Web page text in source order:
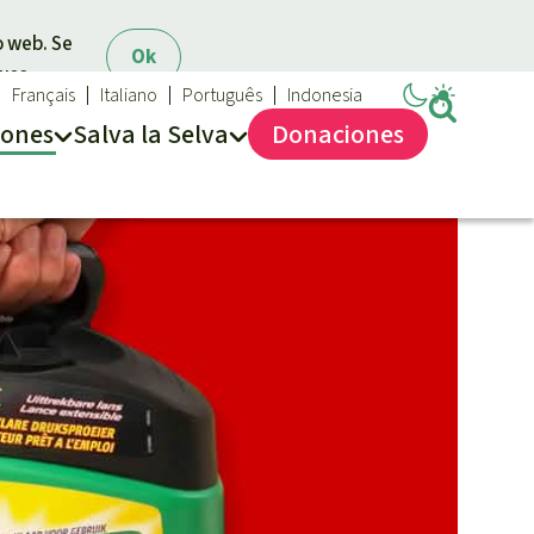
Ok
Se
Salva la Selva
Salva la Selva
Acerca de Salva la Selva
40 años Salva la Selva
En los Medios
FAQ
Transparencia
Contacto
Français Italiano Português Indonesia
Donaciones
Combatir y prevenir los